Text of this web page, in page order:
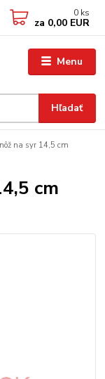
Menu
Hľadať
0 ks
za 0,00 EUR
na syr 14,5 cm
cm